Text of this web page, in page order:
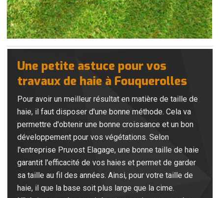
Une petite astuce pour vos
travaux de haie à Fouquerolles
Pour avoir un meilleur résultat en matière de taille de
haie, il faut disposer d'une bonne méthode. Cela va
permettre d'obtenir une bonne croissance et un bon
développement pour vos végétations. Selon
l'entreprise Pruvost Elagage, une bonne taille de haie
garantit l'efficacité de vos haies et permet de garder
sa taille au fil des années. Ainsi, pour votre taille de
haie, il que la base soit plus large que la cime.